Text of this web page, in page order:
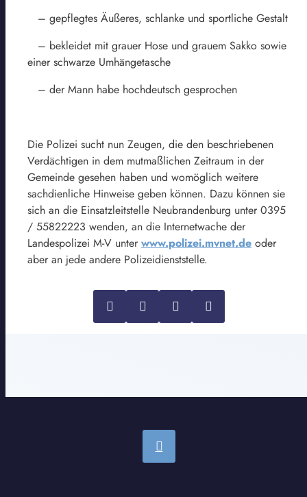
– gepflegtes Äußeres, schlanke und sportliche Gestalt
– bekleidet mit grauer Hose und grauem Sakko sowie
einer schwarze Umhängetasche
– der Mann habe hochdeutsch gesprochen
Die Polizei sucht nun Zeugen, die den beschriebenen
Verdächtigen in dem mutmaßlichen Zeitraum in der
Gemeinde gesehen haben und womöglich weitere
sachdienliche Hinweise geben können. Dazu können sie
sich an die Einsatzleitstelle Neubrandenburg unter 0395
/ 55822223 wenden, an die Internetwache der
Landespolizei M-V unter www.polizei.mvnet.de oder
aber an jede andere Polizeidienststelle.